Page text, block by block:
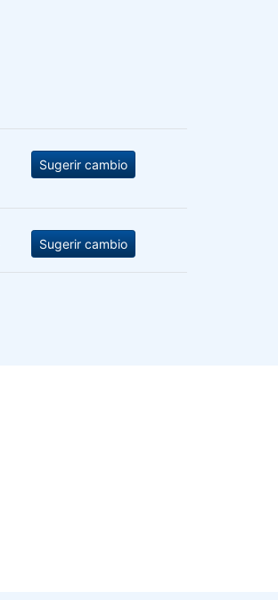
Sugerir cambio
Sugerir cambio